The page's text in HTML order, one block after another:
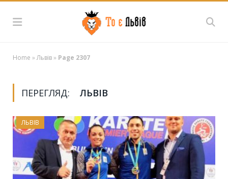
Home »Львів» Page 2307
ПЕРЕГЛЯД: ЛЬВІВ
ЛЬВІВ